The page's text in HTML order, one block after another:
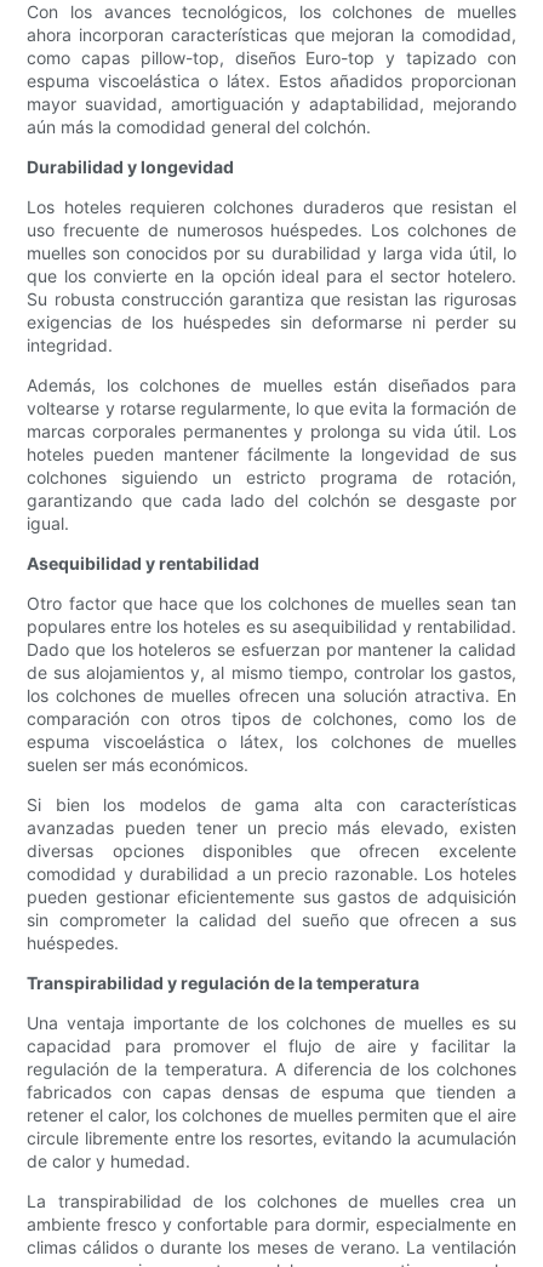
Con los avances tecnológicos, los colchones de muelles
ahora incorporan características que mejoran la comodidad,
como capas pillow-top, diseños Euro-top y tapizado con
espuma viscoelástica o látex. Estos añadidos proporcionan
mayor suavidad, amortiguación y adaptabilidad, mejorando
aún más la comodidad general del colchón.
Durabilidad y longevidad
Los hoteles requieren colchones duraderos que resistan el
uso frecuente de numerosos huéspedes. Los colchones de
muelles son conocidos por su durabilidad y larga vida útil, lo
que los convierte en la opción ideal para el sector hotelero.
Su robusta construcción garantiza que resistan las rigurosas
exigencias de los huéspedes sin deformarse ni perder su
integridad.
Además, los colchones de muelles están diseñados para
voltearse y rotarse regularmente, lo que evita la formación de
marcas corporales permanentes y prolonga su vida útil. Los
hoteles pueden mantener fácilmente la longevidad de sus
colchones siguiendo un estricto programa de rotación,
garantizando que cada lado del colchón se desgaste por
igual.
Asequibilidad y rentabilidad
Otro factor que hace que los colchones de muelles sean tan
populares entre los hoteles es su asequibilidad y rentabilidad.
Dado que los hoteleros se esfuerzan por mantener la calidad
de sus alojamientos y, al mismo tiempo, controlar los gastos,
los colchones de muelles ofrecen una solución atractiva. En
comparación con otros tipos de colchones, como los de
espuma viscoelástica o látex, los colchones de muelles
suelen ser más económicos.
Si bien los modelos de gama alta con características
avanzadas pueden tener un precio más elevado, existen
diversas opciones disponibles que ofrecen excelente
comodidad y durabilidad a un precio razonable. Los hoteles
pueden gestionar eficientemente sus gastos de adquisición
sin comprometer la calidad del sueño que ofrecen a sus
huéspedes.
Transpirabilidad y regulación de la temperatura
Una ventaja importante de los colchones de muelles es su
capacidad para promover el flujo de aire y facilitar la
regulación de la temperatura. A diferencia de los colchones
fabricados con capas densas de espuma que tienden a
retener el calor, los colchones de muelles permiten que el aire
circule libremente entre los resortes, evitando la acumulación
de calor y humedad.
La transpirabilidad de los colchones de muelles crea un
ambiente fresco y confortable para dormir, especialmente en
climas cálidos o durante los meses de verano. La ventilación